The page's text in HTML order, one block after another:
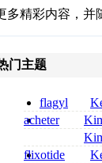
多精彩内容，
门主题
flagyl
online
acheter
nolvadex
flixotide